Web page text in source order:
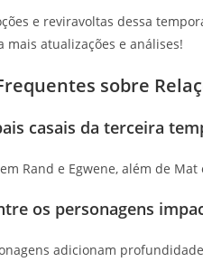
e reviravoltas dessa
mais atualizações e análises!
sobre
casais da terceira
Rand e Egwene, além de
os personagens
adicionam